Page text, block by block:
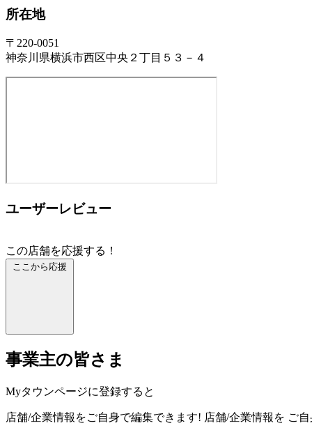
所在地
〒220-0051
神奈川県横浜市西区中央２丁目５３－４
ユーザーレビュー
この店舗を応援する！
ここから応援
事業主の皆さま
Myタウンページに登録すると
店舗/企業情報をご自身で編集できます! 店舗/企業情報を ご